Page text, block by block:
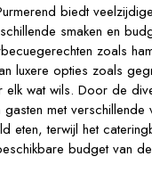
biedt
smaken en
zoals
luxere opties zoals
elk wat wils. Door de
gasten met verschillende
eten, terwijl het
budget van